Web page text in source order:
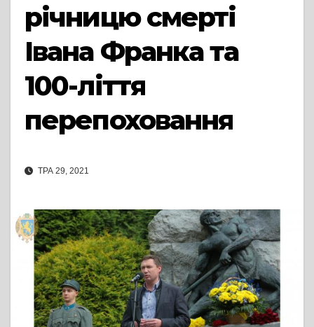
річницю смерті
Івана Франка та
100-ліття
перепоховання
ТРА 29, 2021